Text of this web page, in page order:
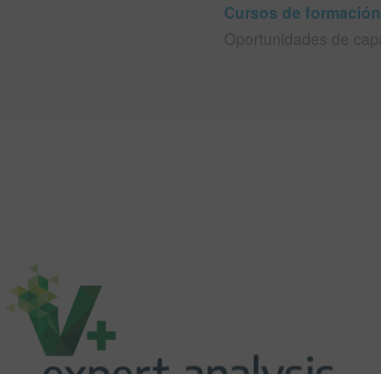
Cursos de formación